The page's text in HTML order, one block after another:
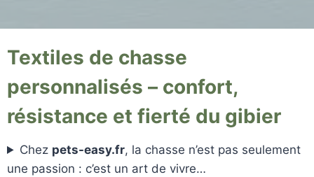
Textiles de chasse
personnalisés – confort,
résistance et fierté du gibier
Chez pets-easy.fr, la chasse n’est pas seulement
une passion : c’est un art de vivre…